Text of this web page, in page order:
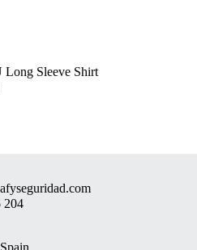
Sleeve Shirt
204